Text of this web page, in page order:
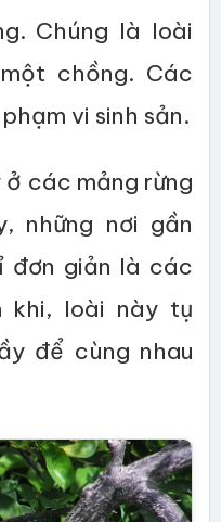
Chúng là loài
chồng. Các
vi sinh sản.
các mảng rừng
những nơi gần
đơn giản là các
khi, loài này tụ
để cùng nhau